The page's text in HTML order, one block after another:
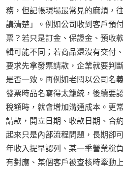
務，但記帳現場最常見的麻煩，
講清楚」。例如公司收到客戶預
票？若只是訂金、保證金、預收
輯可能不同；若商品還沒有交付
要求先拿發票請款，企業就要判
是否一致。再例如老闆以公司名
發票時品名寫得太籠統，後續要
稅額時，就會增加溝通成本。更
請款，開立日期、收款日期、合
起來只是內部流程問題，長期卻
年收入提早認列、某一季營業稅
有對應、某個客戶被查核時牽動